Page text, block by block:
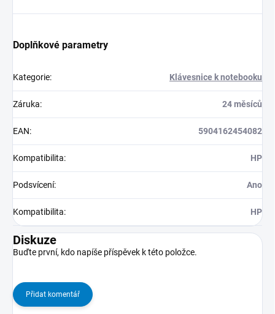
Doplňkové parametry
Kategorie: Klávesnice k notebooku
Záruka: 24 měsíců
EAN: 5904162454082
Kompatibilita: HP
Podsvícení: Ano
Kompatibilita: HP
Diskuze
Buďte první, kdo napíše příspěvek k této položce.
Přidat komentář